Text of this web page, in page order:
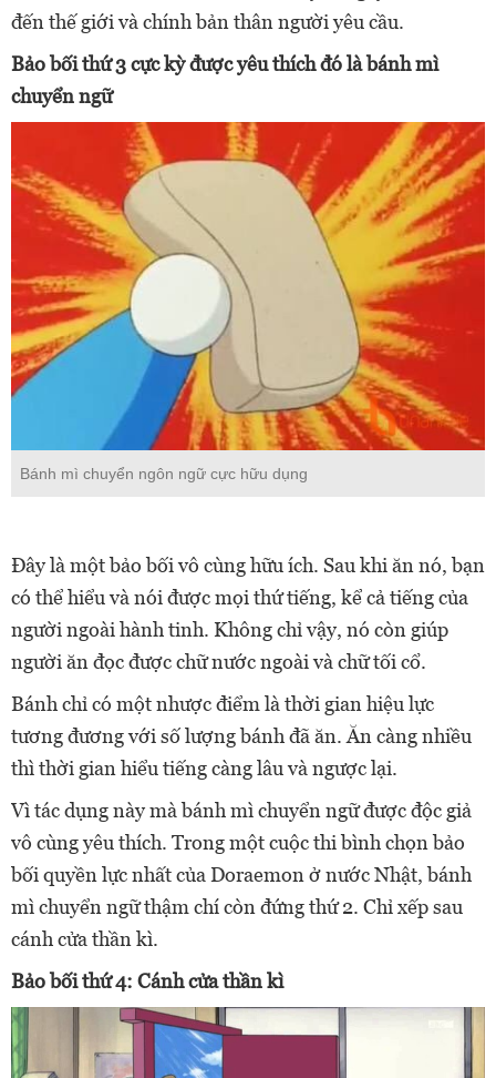
đến thế giới và chính bản thân người yêu cầu.
Bảo bối thứ 3 cực kỳ được yêu thích đó là bánh mì
chuyển ngữ
Bánh mì chuyển ngôn ngữ cực hữu dụng
Đây là một bảo bối vô cùng hữu ích. Sau khi ăn nó, bạn
có thể hiểu và nói được mọi thứ tiếng, kể cả tiếng của
người ngoài hành tinh. Không chỉ vậy, nó còn giúp
người ăn đọc được chữ nước ngoài và chữ tối cổ.
Bánh chỉ có một nhược điểm là thời gian hiệu lực
tương đương với số lượng bánh đã ăn. Ăn càng nhiều
thì thời gian hiểu tiếng càng lâu và ngược lại.
Vì tác dụng này mà bánh mì chuyển ngữ được độc giả
vô cùng yêu thích. Trong một cuộc thi bình chọn bảo
bối quyền lực nhất của Doraemon ở nước Nhật, bánh
mì chuyển ngữ thậm chí còn đứng thứ 2. Chỉ xếp sau
cánh cửa thần kì.
Bảo bối thứ 4: Cánh cửa thần kì